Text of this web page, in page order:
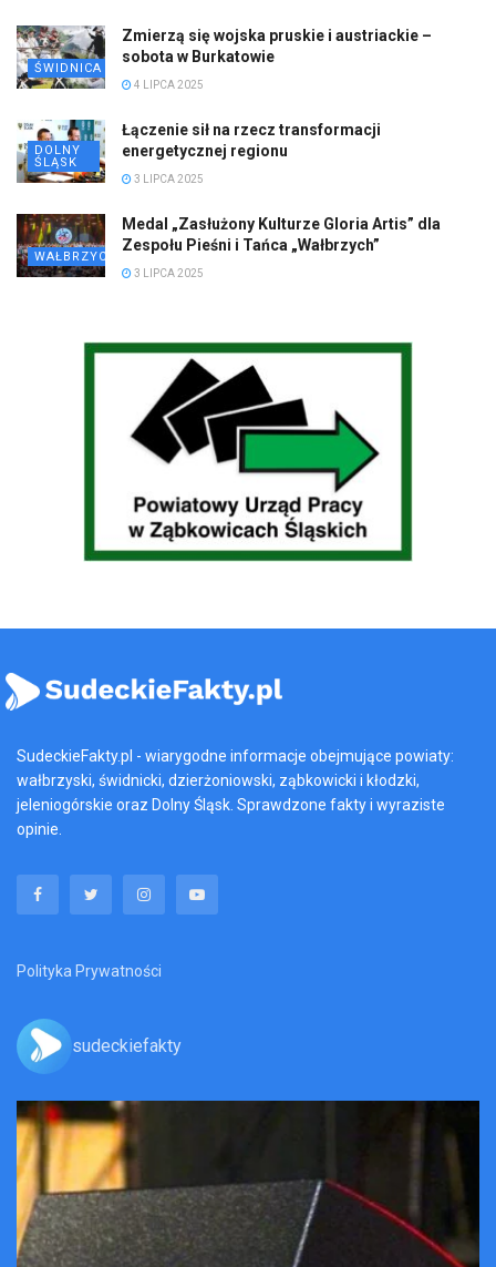
ŚWIDNICA
Zmierzą się wojska pruskie i austriackie –
sobota w Burkatowie
4 LIPCA 2025
DOLNY
ŚLĄSK
Łączenie sił na rzecz transformacji
energetycznej regionu
3 LIPCA 2025
WAŁBRZYCH
Medal „Zasłużony Kulturze Gloria Artis” dla
Zespołu Pieśni i Tańca „Wałbrzych”
3 LIPCA 2025
SudeckieFakty.pl - wiarygodne informacje obejmujące powiaty:
wałbrzyski, świdnicki, dzierżoniowski, ząbkowicki i kłodzki,
jeleniogórskie oraz Dolny Śląsk. Sprawdzone fakty i wyraziste
opinie.
Polityka Prywatności
sudeckiefakty